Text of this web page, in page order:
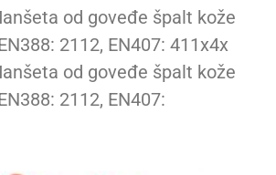
od goveđe špalt kože
2112, EN407: 411x4x
od goveđe špalt kože
2112, EN407: